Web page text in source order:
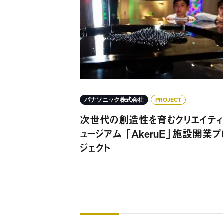
パナソニック株式会社 PROJECT
次世代の創造性を育むクリエイティ
ュージアム 「AkeruE」施設開業
ジェクト